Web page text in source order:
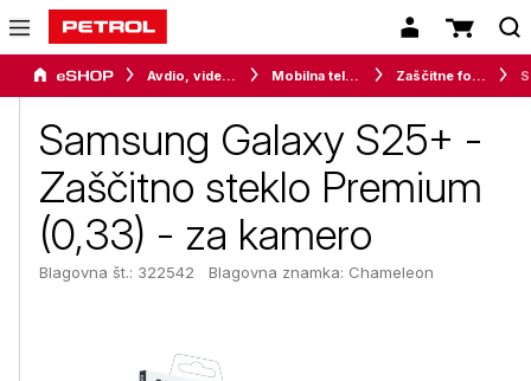
Avdio, video in telefonija Mobilna telefonija Zaščitne folije in stekla
Samsung Galaxy S25+ -
Zaščitno steklo Premium
(0,33) - za kamero
Blagovna št.: 322542 Blagovna znamka: Chameleon